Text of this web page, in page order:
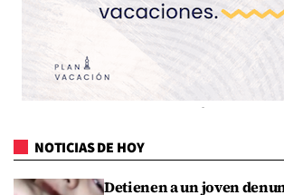
NOTICIAS DE HOY
Detienen a un joven